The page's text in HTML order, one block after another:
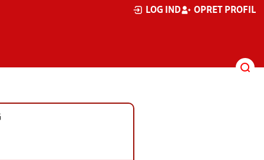
LOG IND OPRET PROFIL